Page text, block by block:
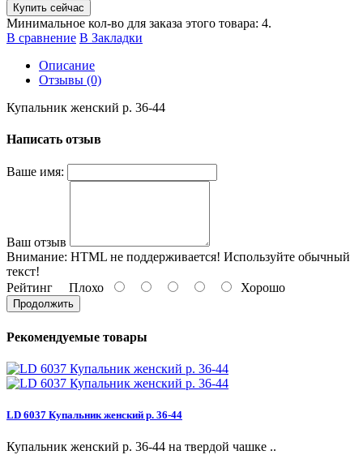
Купить сейчас
Минимальное кол-во для заказа этого товара: 4.
В сравнение В Закладки
Описание
Отзывы (0)
Купальник женский р. 36-44
Написать отзыв
Ваше имя:
Ваш отзыв
Внимание: HTML не поддерживается! Используйте обычный
текст!
Рейтинг Плохо Хорошо
Продолжить
Рекомендуемые товары
LD 6037 Купальник женский р. 36-44
Купальник женский р. 36-44 на твердой чашке ..